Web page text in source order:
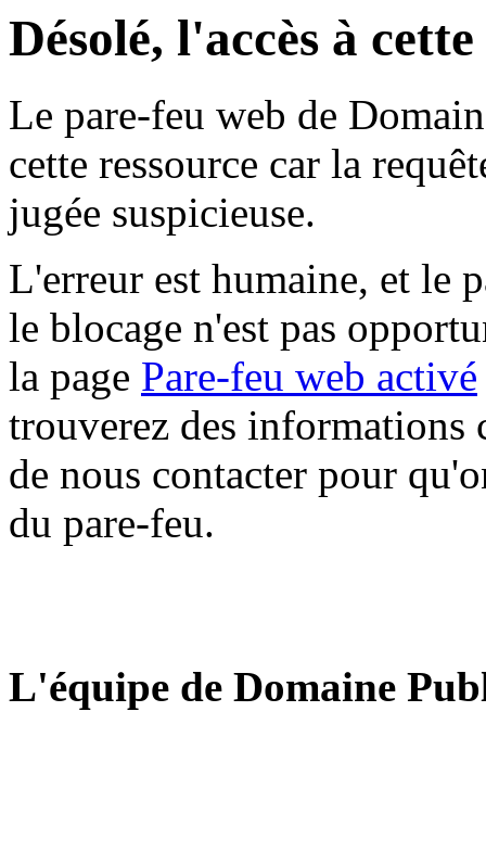
Désolé, l'accès à
Le pare-feu web de
cette ressource car la
jugée suspicieuse.
L'erreur est humaine, et le
le blocage n'est pas
la page Pare-feu web activé
trouverez des informations
de nous contacter pour
du pare-feu.
L'équipe de Domaine